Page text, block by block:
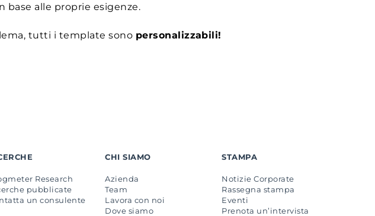
base alle proprie esigenze.
tutti i template sono personalizzabili!
Research
pubblicate
un consulente
CHI SIAMO
Azienda
Team
Lavora con noi
Dove siamo
STAMPA
Notizie Corporate
Rassegna stampa
Eventi
Prenota un’intervista